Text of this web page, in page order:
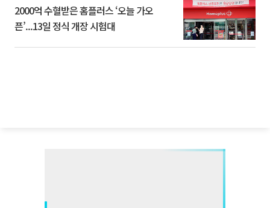
2000억 수혈받은 홈플러스 ‘오늘 가오
픈’...13일 정식 개장 시험대